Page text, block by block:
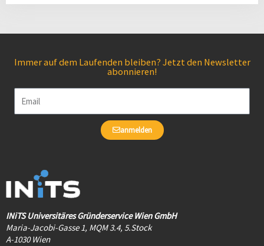
Immer auf dem Laufenden bleiben? Jetzt den Newsletter
abonnieren!
anmelden
INiTS Universitäres Gründerservice Wien GmbH
Maria-Jacobi-Gasse 1, MQM 3.4, 5.Stock
A-1030 Wien